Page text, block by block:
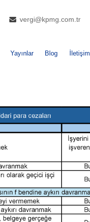
vergi@kpmg.com.tr
Yayınlar Blog İletişim